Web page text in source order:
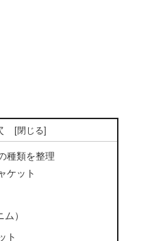
種類を整理
ケット
）
ト